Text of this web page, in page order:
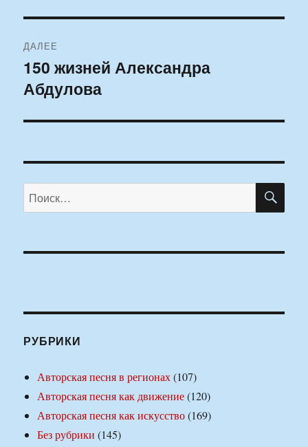
ДАЛЕЕ
Следующая
запись:
150 жизней Александра
Абдулова
Искать:
РУБРИКИ
Авторская песня в регионах(107)
Авторская песня как движение(120)
Авторская песня как искусство(169)
Без рубрики (145)